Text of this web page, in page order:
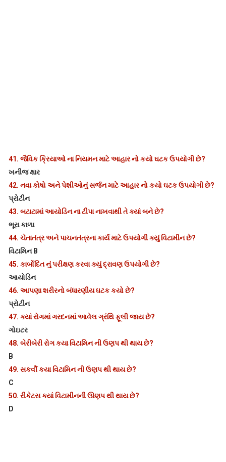
41. જૈવિક ક્રિયાઓ ના નિયમન માટે આહાર નો કયો ઘટક ઉપયોગી છે?
ખનીજ ક્ષાર
42. નવા કોષો અને પેશીઓનું સર્જન માટે આહાર નો કયો ઘટક ઉપયોગી છે?
પ્રોટીન
43. બટાટામાં આયોડિન ના ટીપા નાખવાથી તે ક્યાં બને છે?
ભૂરા કાળા
44. ચેતાતંત્ર અને પાચનતંત્રના કાર્ય માટે ઉપયોગી ક્યું વિટામીન છે?
વિટામિન B
45. કાર્બોદિત નું પરીક્ષણ કરવા ક્યું દ્રાવણ ઉપયોગી છે?
આયોડિન
46. આપણા શરીરનો બંધારણીય ઘટક કયો છે?
પ્રોટીન
47. ક્યાં રોગમાં ગરદનમાં આવેલ ગ્રંથિ ફૂલી જાય છે?
ગોઇટર
48. બેરીબેરી રોગ કયા વિટામિન ની ઉણપ થી થાય છે?
B
49. સકર્વી કયા વિટામિન ની ઉણપ થી થાય છે?
C
50. રીકેટસ ક્યાં વિટામીનની ઊણપ થી થાય છે?
D